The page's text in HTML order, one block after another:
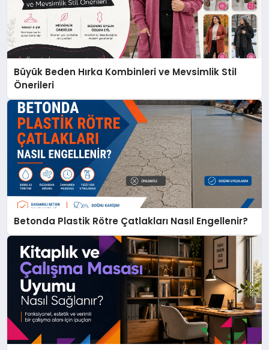
Büyük Beden Hırka Kombinleri ve Mevsimlik Stil
Önerileri
Betonda Plastik Rötre Çatlakları Nasıl Engellenir?